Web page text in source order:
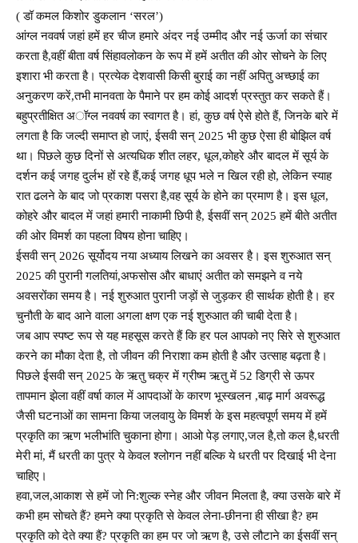
( डॉ कमल किशोर डुकलान ‘सरल’)
आंग्ल नववर्ष जहां हमें हर चीज हमारे अंदर नई उम्मीद और नई ऊर्जा का संचार
करता है,वहीं बीता वर्ष सिंहावलोकन के रूप में हमें अतीत की ओर सोचने के लिए
इशारा भी करता है। प्रत्येक देशवासी किसी बुराई का नहीं अपितु अच्छाई का
अनुकरण करें,तभी मानवता के पैमाने पर हम कोई आदर्श प्रस्तुत कर सकते हैं।
बहुप्रतीक्षित अॉग्ल नववर्ष का स्वागत है। हां, कुछ वर्ष ऐसे होते हैं, जिनके बारे में
लगता है कि जल्दी समाप्त हो जाएं, ईसवी सन् 2025 भी कुछ ऐसा ही बोझिल वर्ष
था। पिछले कुछ दिनों से अत्यधिक शीत लहर, धूल,कोहरे और बादल में सूर्य के
दर्शन कई जगह दुर्लभ हों रहे हैं,कई जगह धूप भले न खिल रही हो, लेकिन स्याह
रात ढलने के बाद जो प्रकाश पसरा है,वह सूर्य के होने का प्रमाण है। इस धूल,
कोहरे और बादल में जहां हमारी नाकामी छिपी है, ईसवीं सन् 2025 हमें बीते अतीत
की ओर विमर्श का पहला विषय होना चाहिए।
ईसवी सन् 2026 सूर्योदय नया अध्याय लिखने का अवसर है। इस शुरुआत सन्
2025 की पुरानी गलतियां,अफसोस और बाधाएं अतीत को समझने व नये
अवसरोंका समय है। नई शुरुआत पुरानी जड़ों से जुड़कर ही सार्थक होती है। हर
चुनौती के बाद आने वाला अगला क्षण एक नई शुरुआत की चाबी देता है।
जब आप स्पष्ट रूप से यह महसूस करते हैं कि हर पल आपको नए सिरे से शुरुआत
करने का मौका देता है, तो जीवन की निराशा कम होती है और उत्साह बढ़ता है।
पिछले ईसवी सन् 2025 के ऋतु चक्र में ग्रीष्म ऋतु में 52 डिग्री से ऊपर
तापमान झेला वहीं वर्षा काल में आपदाओं के कारण भूस्खलन ,बाढ़ मार्ग अवरूद्ध
जैसी घटनाओं का सामना किया जलवायु के विमर्श के इस महत्वपूर्ण समय में हमें
प्रकृति का ऋण भलीभांति चुकाना होगा। आओ पेड़ लगाए,जल है,तो कल है,धरती
मेरी मां, मैं धरती का पुत्र ये केवल श्लोगन नहीं बल्कि ये धरती पर दिखाई भी देना
चाहिए।
हवा,जल,आकाश से हमें जो नि:शुल्क स्नेह और जीवन मिलता है, क्या उसके बारे में
कभी हम सोचते हैं? हमने क्या प्रकृति से केवल लेना-छीनना ही सीखा है? हम
प्रकृति को देते क्या हैं? प्रकृति का हम पर जो ऋण है, उसे लौटाने का ईसवीं सन्